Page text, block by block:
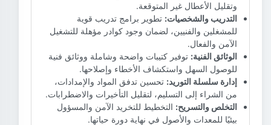
وتقليل الأعطال غير المتوقعة.
التدريب والشخصيات: تطوير برامج تدريب قوية
للمشغلين والفنيين، لضمان وجود كوادر مؤهلة للتشغيل
الآمن والفعال.
الوثائق الفنية: توفير كتيبات واضحة وشاملة ووثائق فنية
للوصول السهل واستكشاف الأخطاء وإصلاحها.
إدارة سلسلة التوريد: تحسين تدفق المواد والإمدادات،
من الشراء إلى التسليم، لتقليل التأخيرات والاضطرابات.
التخلص والتسريح: التخطيط للتخريد الآمن والمسؤول
بيئيًا للمعدات والأصول في نهاية دورة حياتها.